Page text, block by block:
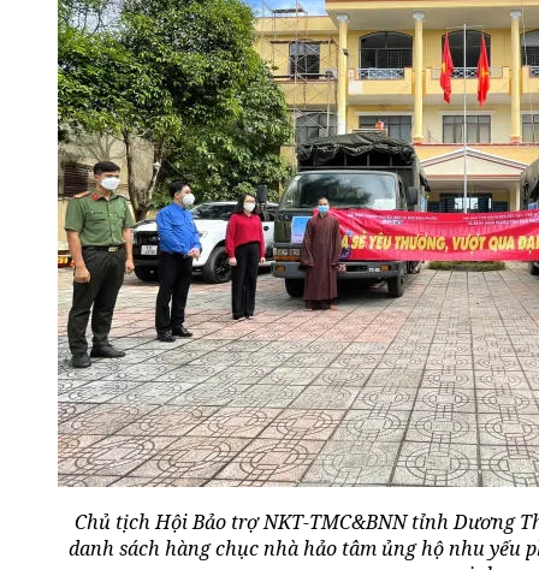
Chủ tịch Hội Bảo trợ NKT-TMC&BNN tỉnh Dương
danh sách hàng chục nhà hảo tâm ủng hộ nhu yếu